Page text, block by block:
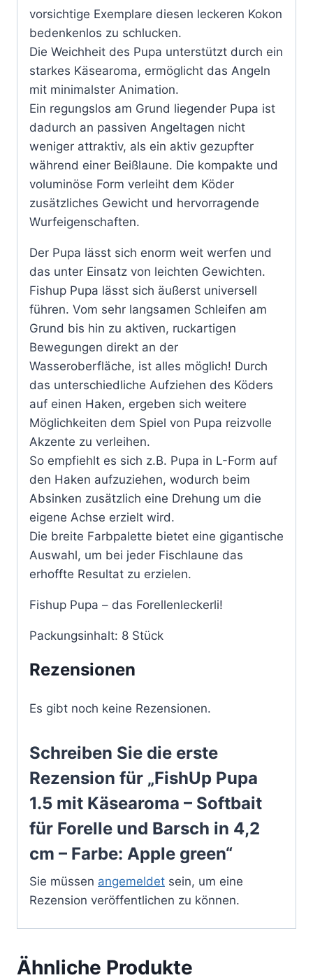
vorsichtige Exemplare diesen leckeren Kokon
bedenkenlos zu schlucken.
Die Weichheit des Pupa unterstützt durch ein
starkes Käsearoma, ermöglicht das Angeln
mit minimalster Animation.
Ein regungslos am Grund liegender Pupa ist
dadurch an passiven Angeltagen nicht
weniger attraktiv, als ein aktiv gezupfter
während einer Beißlaune. Die kompakte und
voluminöse Form verleiht dem Köder
zusätzliches Gewicht und hervorragende
Wurfeigenschaften.
Der Pupa lässt sich enorm weit werfen und
das unter Einsatz von leichten Gewichten.
Fishup Pupa lässt sich äußerst universell
führen. Vom sehr langsamen Schleifen am
Grund bis hin zu aktiven, ruckartigen
Bewegungen direkt an der
Wasseroberfläche, ist alles möglich! Durch
das unterschiedliche Aufziehen des Köders
auf einen Haken, ergeben sich weitere
Möglichkeiten dem Spiel von Pupa reizvolle
Akzente zu verleihen.
So empfiehlt es sich z.B. Pupa in L-Form auf
den Haken aufzuziehen, wodurch beim
Absinken zusätzlich eine Drehung um die
eigene Achse erzielt wird.
Die breite Farbpalette bietet eine gigantische
Auswahl, um bei jeder Fischlaune das
erhoffte Resultat zu erzielen.
Fishup Pupa – das Forellenleckerli!
Packungsinhalt: 8 Stück
Rezensionen
Es gibt noch keine Rezensionen.
Schreiben Sie die erste
Rezension für „FishUp Pupa
1.5 mit Käsearoma – Softbait
für Forelle und Barsch in 4,2
cm – Farbe: Apple green“
Sie müssen angemeldet sein, um eine
Rezension veröffentlichen zu können.
Ähnliche Produkte